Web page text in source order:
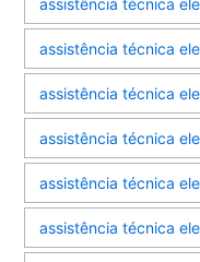
assistência técnica
assistência técnica
assistência técnica
assistência técnica
assistência técnica
assistência técnica